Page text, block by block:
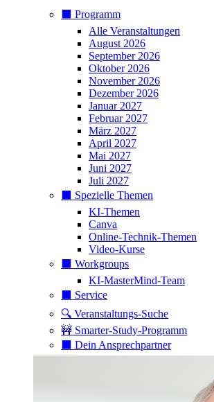
⬛️ Programm
Alle Veranstaltungen
August 2026
September 2026
Oktober 2026
November 2026
Dezember 2026
Januar 2027
Februar 2027
März 2027
April 2027
Mai 2027
Juni 2027
Juli 2027
⬛️ Spezielle Themen
KI-Themen
Canva
Online-Technik-Themen
Video-Kurse
⬛️ Workgroups
KI-MasterMind-Team
⬛️ Service
🔍 Veranstaltungs-Suche
🚧 Smarter-Study-Programm
⬛️ Dein Ansprechpartner